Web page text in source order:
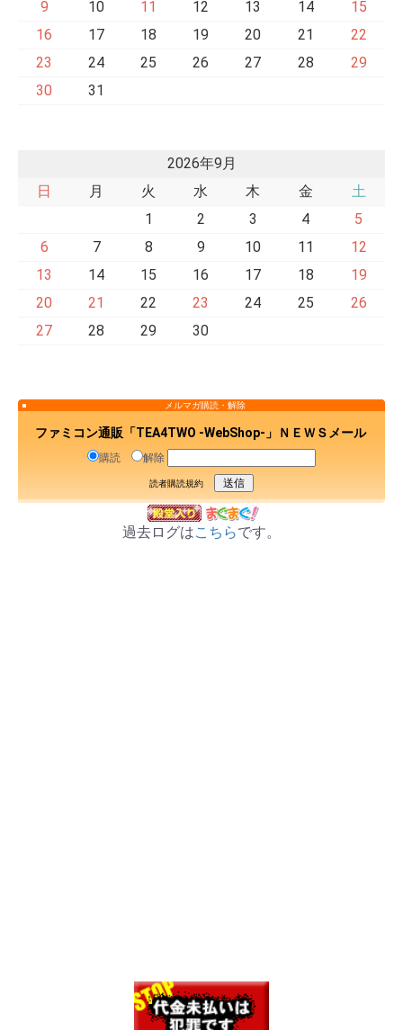
9 10 11 12 13 14
15
16
17 18 19 20 21
22
23
24 25 26 27 28
29
30
31
2026年9月
日
月 火 水 木 金
土
1
2 3 4
5
6
7 8 9 10 11
12
13
14 15 16 17 18
19
20
21 22 23 24 25
26
27
28 29 30
メルマガ購読・解除
ファミコン通販「TEA4TWO -WebShop-」ＮＥＷＳメール
購読 解除
読者購読規約
過去ログはこちらです。